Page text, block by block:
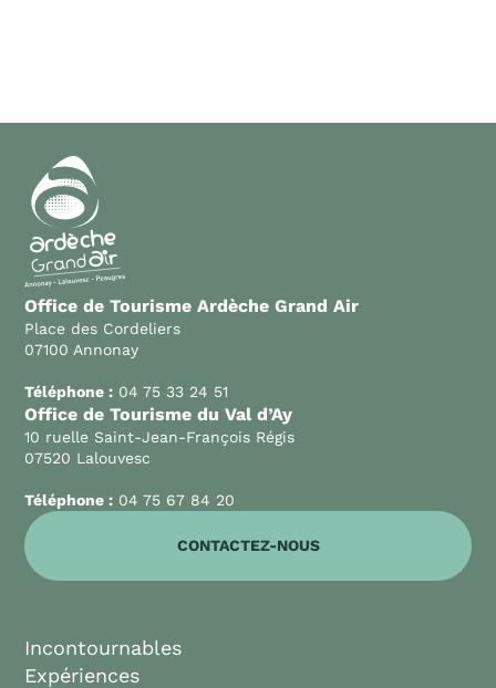
Office de Tourisme Ardèche Grand Air
Place des Cordeliers
07100 Annonay
Téléphone : 04 75 33 24 51
Office de Tourisme du Val d’Ay
10 ruelle Saint-Jean-François Régis
07520 Lalouvesc
Téléphone : 04 75 67 84 20
CONTACTEZ-NOUS
Incontournables
Expériences